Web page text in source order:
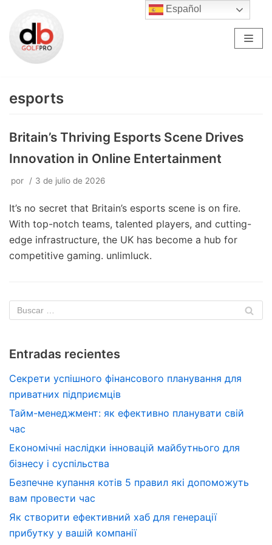
Saltar
al
contenido
esports
Britain’s Thriving Esports Scene Drives
Innovation in Online Entertainment
por 3 de julio de 2026
It’s no secret that Britain’s esports scene is on fire.
With top-notch teams, talented players, and cutting-
edge infrastructure, the UK has become a hub for
competitive gaming. unlimluck.
Entradas recientes
Секрети успішного фінансового планування для
приватних підприємців
Тайм-менеджмент: як ефективно планувати свій
час
Економічні наслідки інновацій майбутнього для
бізнесу і суспільства
Безпечне купання котів 5 правил які допоможуть
вам провести час
Як створити ефективний хаб для генерації
прибутку у вашій компанії
Español